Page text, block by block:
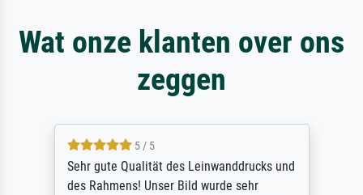
Wat onze klanten over ons
zeggen
5 / 5
Sehr gute Qualität des Leinwanddrucks und
des Rahmens! Unser Bild wurde sehr